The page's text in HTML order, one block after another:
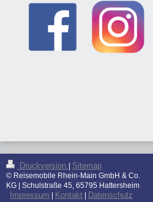
Druckversion Sitemap
© Reisemobile Rhein-Main GmbH & Co.
KG | Schulstraße 45, 65795 Hattersheim
Impressum Kontakt Datenschutz